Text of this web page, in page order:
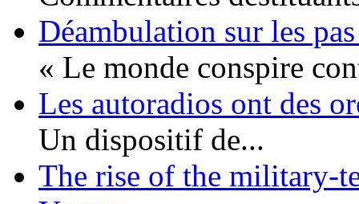
Déambulation sur les
« Le monde conspire
Les autoradios ont des
Un dispositif de...
The rise of the military-